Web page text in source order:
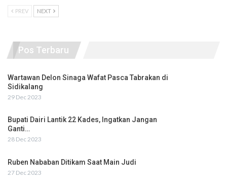
PREV NEXT
Pos Terbaru
Wartawan Delon Sinaga Wafat Pasca Tabrakan di
Sidikalang
29 Dec 2023
Bupati Dairi Lantik 22 Kades, Ingatkan Jangan
Ganti…
28 Dec 2023
Ruben Nababan Ditikam Saat Main Judi
27 Dec 2023